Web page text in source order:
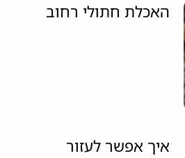
האכלת חתולי רחוב
איך אפשר לעזור